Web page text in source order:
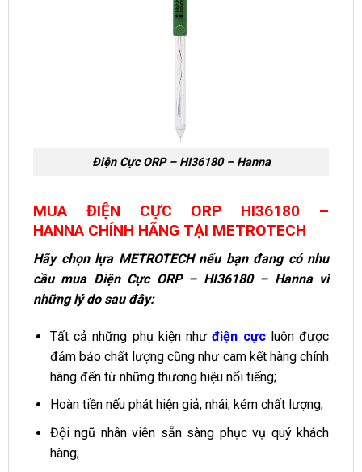
Điện Cực ORP – HI36180 – Hanna
MUA ĐIỆN CỰC ORP HI36180 –
HANNA CHÍNH HÃNG TẠI METROTECH
Hãy chọn lựa METROTECH nếu bạn đang có nhu
cầu mua Điện Cực ORP – HI36180 – Hanna vì
những lý do sau đây:
Tất cả những phụ kiện nhưđiện cựcluôn được
đảm bảo chất lượng cũng như cam kết hàng chính
hãng đến từ những thương hiệu nổi tiếng;
Hoàn tiền nếu phát hiện giả, nhái, kém chất lượng;
Đội ngũ nhân viên sẵn sàng phục vụ quý khách
hàng;